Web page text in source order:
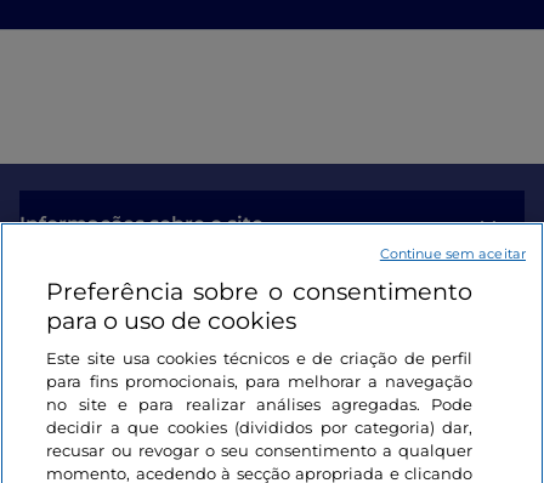
Informações sobre o site
Ligações úteis
Iniciar sessão
Mantenha-se em contacto
Preferência sobre o consentimento
para o uso de cookies
Este site usa cookies técnicos e de criação de perfil
para fins promocionais, para melhorar a navegação
no site e para realizar análises agregadas. Pode
decidir a que cookies (divididos por categoria) dar,
recusar ou revogar o seu consentimento a qualquer
momento, acedendo à secção apropriada e clicando
Continue sem aceitar